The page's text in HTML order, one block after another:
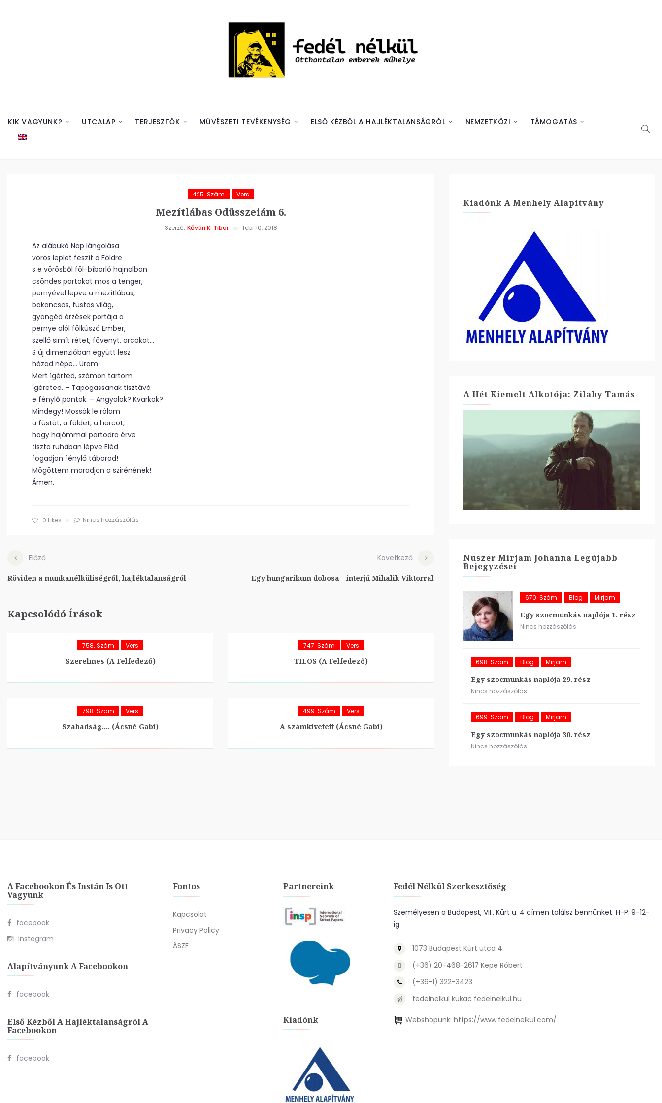
KIK VAGYUNK? UTCALAP TERJESZTŐK MŰVÉSZETI TEVÉKENYSÉG ELSŐ KÉZBŐL A HAJLÉKTALANSÁGRÓL NEMZETKÖZI TÁMOGATÁS
425. Szám Vers
Mezítlábas Odüsszeiám 6.
Szerző: Kővári K. Tibor febr 10, 2018
Az alábukó Nap lángolása
vörös leplet feszít a Földre
s e vörösből föl-bíborló hajnalban
csöndes partokat mos a tenger,
pernyével lepve a mezítlábas,
bakancsos, füstös világ,
gyöngéd érzések portája a
pernye alól fölkúszó Ember,
szellő simít rétet, fövenyt, arcokat…
S új dimenzióban együtt lesz
házad népe… Uram!
Mert ígérted, számon tartom
ígéreted. – Tapogassanak tisztává
e fénylő pontok: – Angyalok? Kvarkok?
Mindegy! Mossák le rólam
a füstöt, a földet, a harcot,
hogy hajómmal partodra érve
tiszta ruhában lépve Eléd
fogadjon fénylő táborod!
Mögöttem maradjon a szirénének!
Ámen.
0 Likes Nincs hozzászólás
Előző
Röviden a munkanélküliségről, hajléktalanságról
Következő
Egy hungarikum dobosa - interjú Mihalik Viktorral
Kapcsolódó Írások
758. Szám Vers
Szerelmes (A Felfedező)
747. Szám Vers
TILOS (A Felfedező)
798. Szám Vers
Szabadság…. (Ácsné Gabi)
499. Szám Vers
A számkivetett (Ácsné Gabi)
Kiadónk A Menhely Alapítvány
A Hét Kiemelt Alkotója: Zilahy Tamás
Nuszer Mirjam Johanna Legújabb
Bejegyzései
670. Szám Blog Mirjam
Egy szocmunkás naplója 1. rész
Nincs hozzászólás
698. Szám Blog Mirjam
Egy szocmunkás naplója 29. rész
Nincs hozzászólás
699. Szám Blog Mirjam
Egy szocmunkás naplója 30. rész
Nincs hozzászólás
A Facebookon És Instán Is Ott
Vagyunk
facebook
Instagram
Alapítványunk A Facebookon
facebook
Első Kézből A Hajléktalanságról A
Facebookon
facebook
Fontos
Kapcsolat
Privacy Policy
ÁSZF
Partnereink
Kiadónk
Fedél Nélkül Szerkesztőség
Személyesen a Budapest, VII., Kürt u. 4 címen találsz bennünket. H-P: 9-12-
ig
1073 Budapest Kürt utca 4.
(+36) 20-468-2617 Kepe Róbert
(+36-1) 322-3423
fedelnelkul kukac fedelnelkul.hu
Webshopunk: https://www.fedelnelkul.com/